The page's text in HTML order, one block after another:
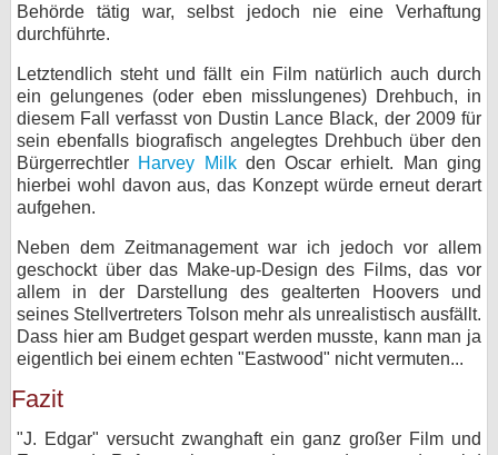
Behörde tätig war, selbst jedoch nie eine Verhaftung
durchführte.
Letztendlich steht und fällt ein Film natürlich auch durch
ein gelungenes (oder eben misslungenes) Drehbuch, in
diesem Fall verfasst von Dustin Lance Black, der 2009 für
sein ebenfalls biografisch angelegtes Drehbuch über den
Bürgerrechtler Harvey Milkden Oscar erhielt. Man ging
hierbei wohl davon aus, das Konzept würde erneut derart
aufgehen.
Neben dem Zeitmanagement war ich jedoch vor allem
geschockt über das Make-up-Design des Films, das vor
allem in der Darstellung des gealterten Hoovers und
seines Stellvertreters Tolson mehr als unrealistisch ausfällt.
Dass hier am Budget gespart werden musste, kann man ja
eigentlich bei einem echten "Eastwood" nicht vermuten...
Fazit
"J. Edgar" versucht zwanghaft ein ganz großer Film und